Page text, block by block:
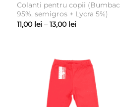
Colanti pentru copii (Bumbac
95%, semigros + Lycra 5%)
11,00 lei – 13,00 leiInterval
la
13,00 lei